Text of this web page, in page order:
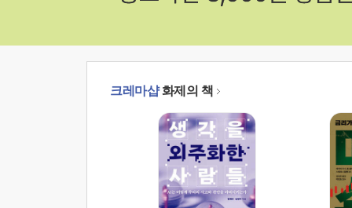
크레마샵화제의 책